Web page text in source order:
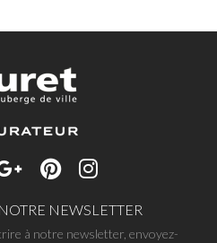
NEWSLETTER
à notre newsletter, envoyez-